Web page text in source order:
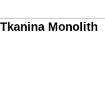
Tkanina Monolith